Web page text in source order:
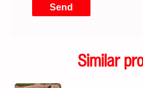
Send
Similar